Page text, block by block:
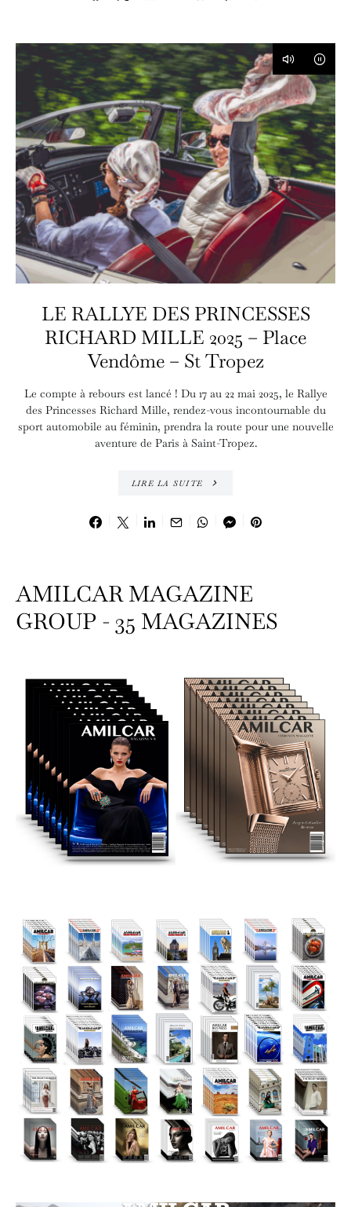
LE RALLYE DES PRINCESSES
RICHARD MILLE 2025 – Place
Vendôme – St Tropez
Le compte à rebours est lancé ! Du 17 au 22 mai 2025, le Rallye
des Princesses Richard Mille, rendez-vous incontournable du
sport automobile au féminin, prendra la route pour une nouvelle
aventure de Paris à Saint-Tropez.
LIRE LA SUITE
AMILCAR MAGAZINE
GROUP - 35 MAGAZINES